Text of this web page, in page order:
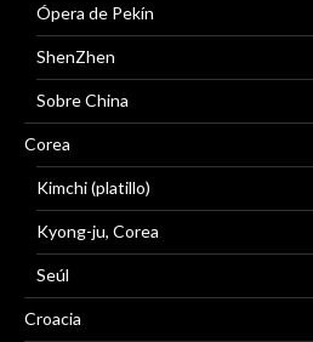
Ópera de Pekín
ShenZhen
Sobre China
Corea
Kimchi (platillo)
Kyong-ju, Corea
Seúl
Croacia